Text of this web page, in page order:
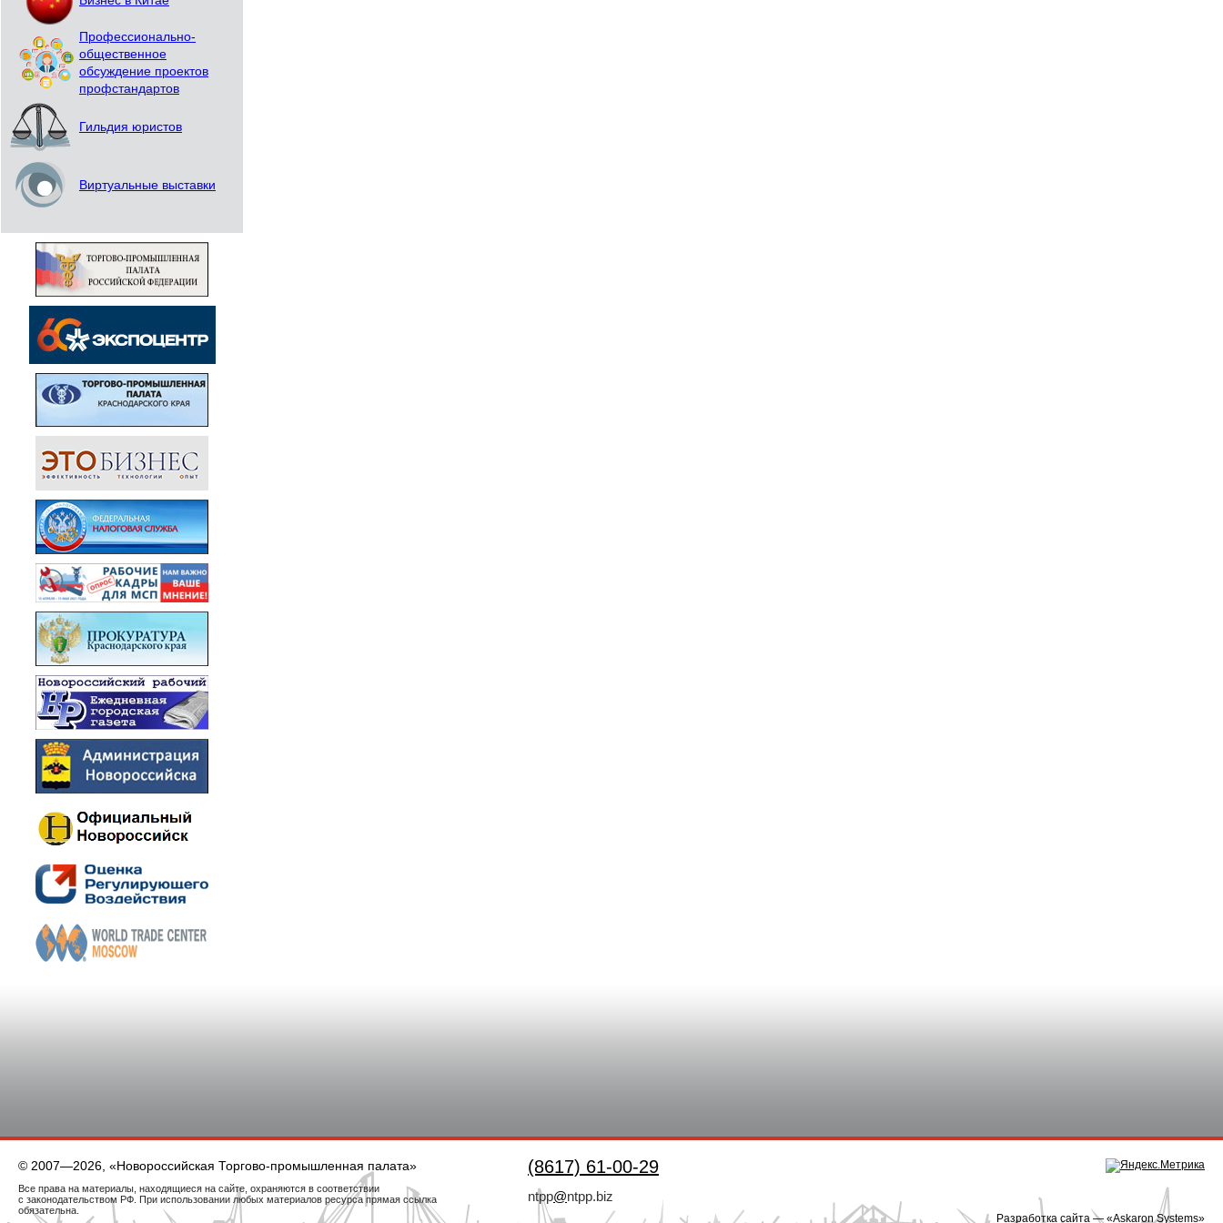
Профессионально-
общественное
обсуждение проектов
профстандартов
Гильдия юристов
Виртуальные выставки
© 2007—2026, «Новороссийская Торгово-промышленная палата»
Все права на материалы, находящиеся на сайте, охраняются в соответствии
с законодательством РФ. При использовании любых материалов ресурса прямая ссылка
обязательна.
(8617) 61-00-29
ntpp@ntpp.biz
Разработка сайта — «Askaron Systems»